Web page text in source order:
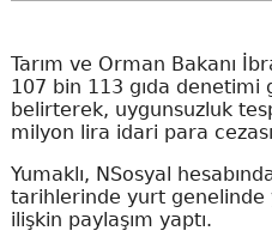
Tarım ve Orman Bakanı
107 bin 113 gıda denetimi
belirterek, uygunsuzluk
milyon lira idari para
Yumaklı, NSosyal
tarihlerinde yurt genelinde
ilişkin paylaşım yaptı.